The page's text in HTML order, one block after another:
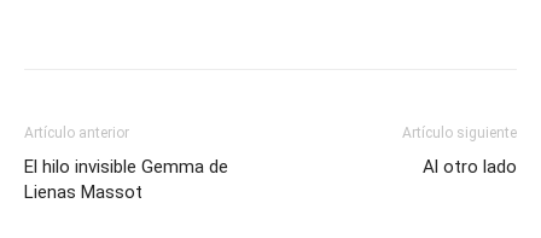
Artículo anterior
El hilo invisible Gemma de
Lienas Massot
Artículo siguiente
Al otro lado